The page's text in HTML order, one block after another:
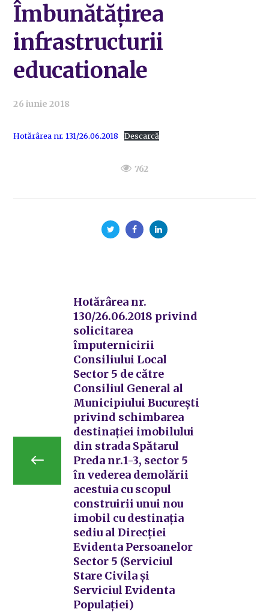
Îmbunătățirea
infrastructurii
educationale
26 iunie 2018
Hotărârea nr. 131/26.06.2018 Descarcă
762
Hotărârea nr.
130/26.06.2018 privind
solicitarea
împuternicirii
Consiliului Local
Sector 5 de către
Consiliul General al
Municipiului București
privind schimbarea
destinației imobilului
din strada Spătarul
Preda nr.1-3, sector 5
în vederea demolării
acestuia cu scopul
construirii unui nou
imobil cu destinația
sediu al Direcției
Evidenta Persoanelor
Sector 5 (Serviciul
Stare Civila și
Serviciul Evidenta
Populației)